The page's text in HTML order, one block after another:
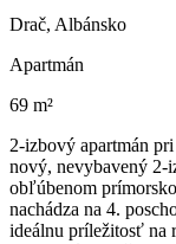
Drač, Albánsko
Apartmán
69 m²
2-izbový apartmán
nový, nevybavený 2-
obľúbenom
nachádza na 4.
ideálnu príležitosť na